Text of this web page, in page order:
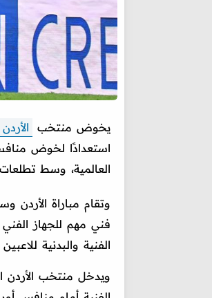
يخوض منتخب الأردن
العالمية، وسط
وتقام مباراة
فني مهم للجهاز
الفنية والبدنية
ويدخل منتخب الأردن